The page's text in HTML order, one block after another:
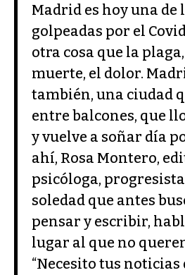
Madrid es hoy una de
golpeadas por el
otra cosa que la
muerte, el dolor.
también, una ciudad
entre balcones, que
y vuelve a soñar día
ahí, Rosa Montero,
psicóloga,
soledad que antes
pensar y escribir,
lugar al que no
“Necesito tus noticias